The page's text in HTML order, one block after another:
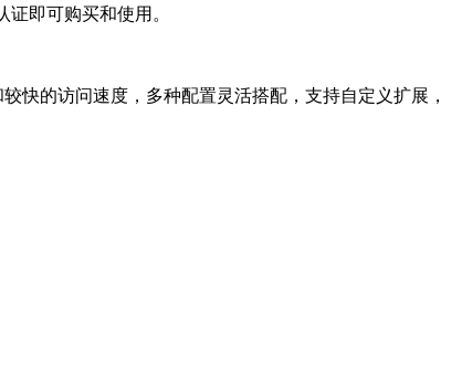
即可购买和使用。
的访问速度，多种配置灵活搭配，支持自定义扩展，